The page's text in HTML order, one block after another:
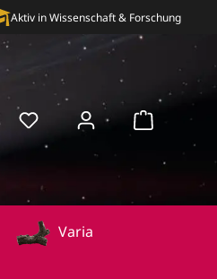
Aktiv in Wissenschaft & Forschung
Varia